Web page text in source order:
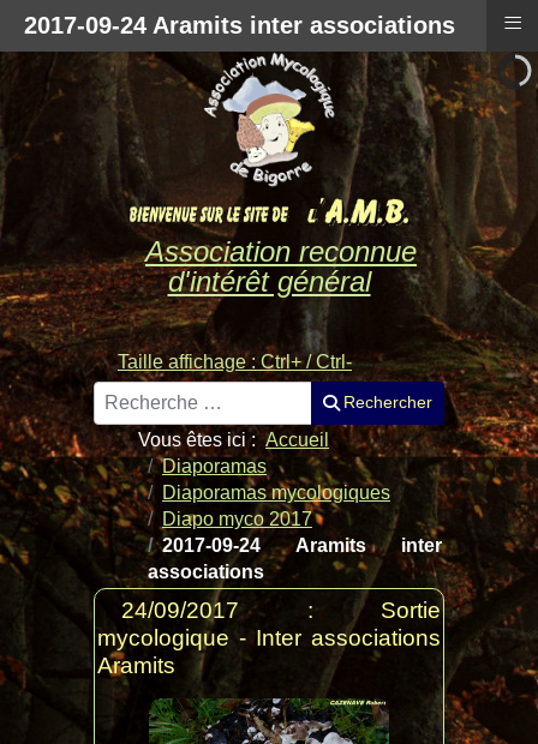
Association reconnue
d'intérêt général
Taille affichage : Ctrl+ / Ctrl-
Rechercher
Rechercher
Vous êtes ici :Accueil
Diaporamas
Diaporamas mycologiques
Diapo myco 2017
2017-09-24 Aramits inter
associations
24/09/2017 : Sortie
mycologique - Inter associations
Aramits
2017-09-24 Aramits inter associations ≡